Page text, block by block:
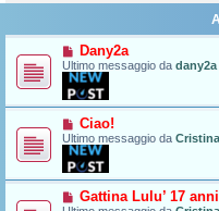
Dany2a
Ultimo messaggio da dany2a
Ciao!
Ultimo messaggio da
Gattina Lulu’ 17